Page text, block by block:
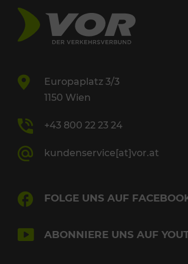
Europaplatz 3/3
1150 Wien
+43 800 22 23 24
kundenservice[at]vor.at
FOLGE UNS AUF
ABONNIERE UNS AUF